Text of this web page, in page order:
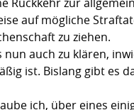
auf mögliche
zu ziehen.
auch zu klären,
ist. Bislang gibt es
ich, über eines